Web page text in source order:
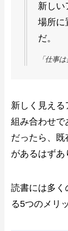
新しい
場所に
だ。
「仕事
新しく見え
組み合わせで
だったら、
があるはずあ
読書には多く
る5つのメリ